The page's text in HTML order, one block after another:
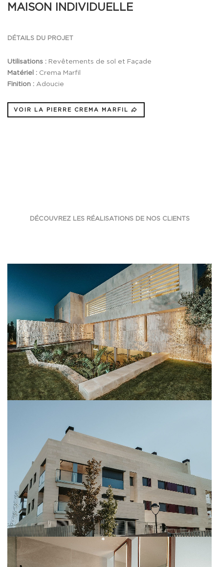
MAISON INDIVIDUELLE
DÉTAILS DU PROJET
Utilisations : Revêtements de sol et Façade
Matériel : Crema Marfil
Finition : Adoucie
VOIR LA PIERRE CREMA MARFIL
DÉCOUVREZ LES RÉALISATIONS DE NOS CLIENTS
CREMA NIZA
AMARILLO BOSQUE